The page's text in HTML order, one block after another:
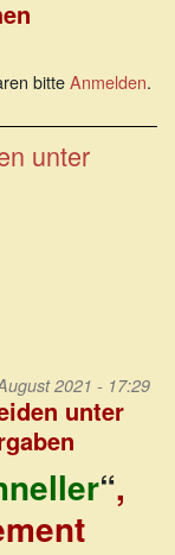
bitteAnmelden.
unter
2021 - 17:29
unter
“,